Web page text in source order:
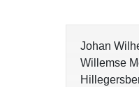
Johan
Willemse